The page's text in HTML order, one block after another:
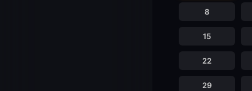
8
15
22
29